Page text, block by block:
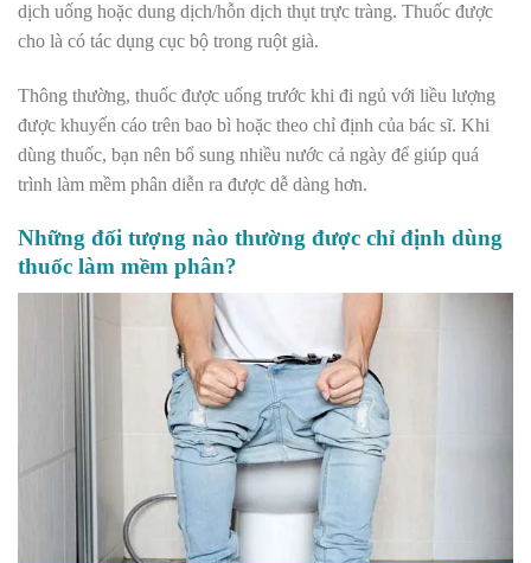
dịch uống hoặc dung dịch/hỗn dịch thụt trực tràng. Thuốc được
cho là có tác dụng cục bộ trong ruột già.
Thông thường, thuốc được uống trước khi đi ngủ với liều lượng
được khuyến cáo trên bao bì hoặc theo chỉ định của bác sĩ. Khi
dùng thuốc, bạn nên bổ sung nhiều nước cả ngày để giúp quá
trình làm mềm phân diễn ra được dễ dàng hơn.
Những đối tượng nào thường được chỉ định dùng
thuốc làm mềm phân?